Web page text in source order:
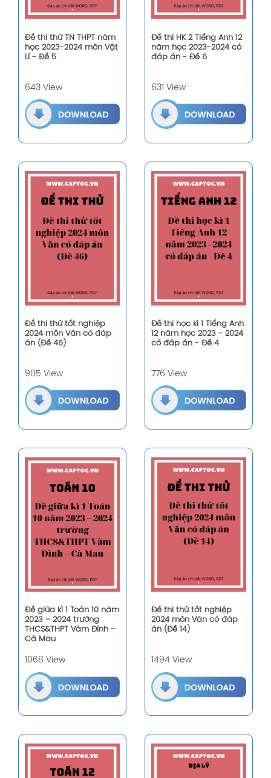
Đề thi thử TN THPT năm
học 2023-2024 môn Vật
Lí - Đề 5
643 View
Đề thi HK 2 Tiếng Anh 12
năm học 2023-2024 có
đáp án - Đề 6
631 View
Đề thi thử tốt nghiệp
2024 môn Văn có đáp
án (Đề 46)
905 View
Đề thi học kì 1 Tiếng Anh
12 năm học 2023 - 2024
có đáp án - Đề 4
776 View
Đề giữa kì 1 Toán 10 năm
2023 – 2024 trường
THCS&THPT Vàm Đình –
Cà Mau
1068 View
Đề thi thử tốt nghiệp
2024 môn Văn có đáp
án (Đề 14)
1494 View